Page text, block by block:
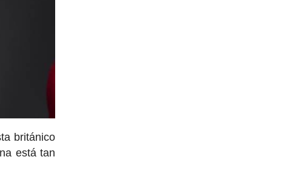
británico
está tan